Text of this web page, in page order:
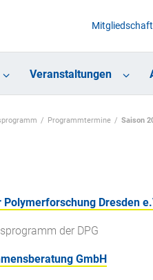
Mitgliedschaft
Veranstaltungen
Programmtermine Saison
Dresden
der DPG
GmbH